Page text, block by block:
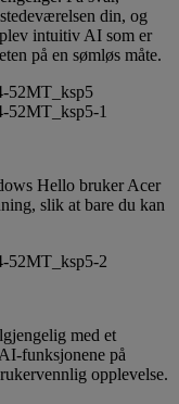
din, og
intuitiv AI som er
på en sømløs måte.
Hello bruker Acer
slik at bare du kan
med et
funksjonene på
opplevelse.